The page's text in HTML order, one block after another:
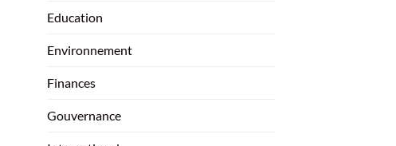
Education
Environnement
Finances
Gouvernance